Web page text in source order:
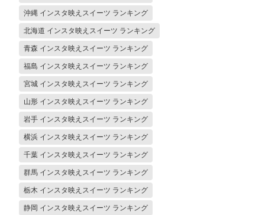
沖縄 インスタ映えスイーツ ランキング
北海道 インスタ映えスイーツ ランキング
青森 インスタ映えスイーツ ランキング
福島 インスタ映えスイーツ ランキング
宮城 インスタ映えスイーツ ランキング
山形 インスタ映えスイーツ ランキング
岩手 インスタ映えスイーツ ランキング
横浜 インスタ映えスイーツ ランキング
千葉 インスタ映えスイーツ ランキング
群馬 インスタ映えスイーツ ランキング
栃木 インスタ映えスイーツ ランキング
静岡 インスタ映えスイーツ ランキング